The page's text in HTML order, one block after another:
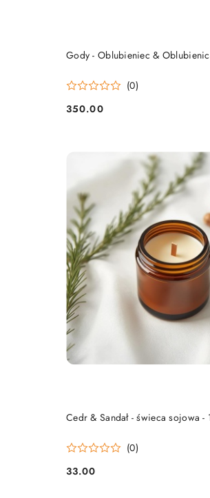
Gody - Oblubieniec &
(0)
Cena:
350.00
DO KOSZYKA
Cedr & Sandał - świeca sojowa -
(0)
Cena:
33.00
DO KOSZYKA